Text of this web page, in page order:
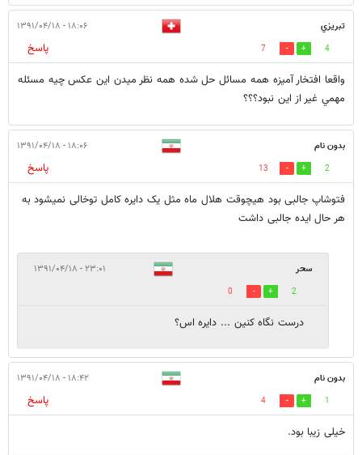
تبريزي ۱۸:۰۶ - ۱۳۹۱/۰۴/۱۸
4
7
پاسخ
واقعا افتخار آميزه همه مسائل حل شده همه نظر ميدن اين عكس چيه مسئله
مهمي غير از اين نبود؟؟؟
بدون نام ۱۸:۰۶ - ۱۳۹۱/۰۴/۱۸
2
13
پاسخ
فتوشاپ جالبی بود هیچوقت هلال ماه مثل یک دایره کامل توخالی نمیشود به
هر حال ایده جالبی داشت
سحر ۲۳:۰۱ - ۱۳۹۱/۰۴/۱۸
2
0
درست نگاه کنین ... دایره اس؟
بدون نام ۱۸:۴۲ - ۱۳۹۱/۰۴/۱۸
1
4
پاسخ
خیلی زیبا بود.